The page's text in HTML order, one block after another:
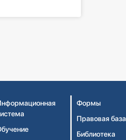
Формы
Правовая база
Библиотека